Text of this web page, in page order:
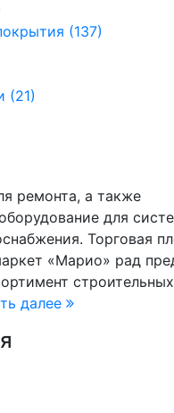
(137)
(21)
ремонта, а также
для
Торговая
«Марио» рад
строительных
далее